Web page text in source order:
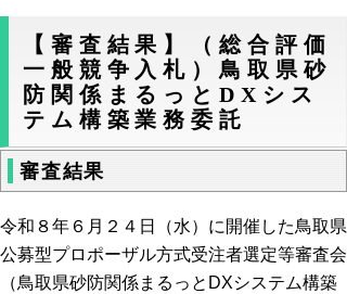
【審査結果】（総合評価
一般競争入札）鳥取県砂
防関係まるっとDXシス
テム構築業務委託
審査結果
令和８年６月２４日（水）に開催した鳥取県
公募型プロポーザル方式受注者選定等審査会
（鳥取県砂防関係まるっとDXシステム構築